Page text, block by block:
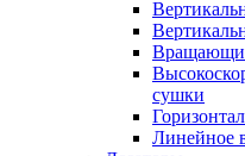
сушки
Линейное